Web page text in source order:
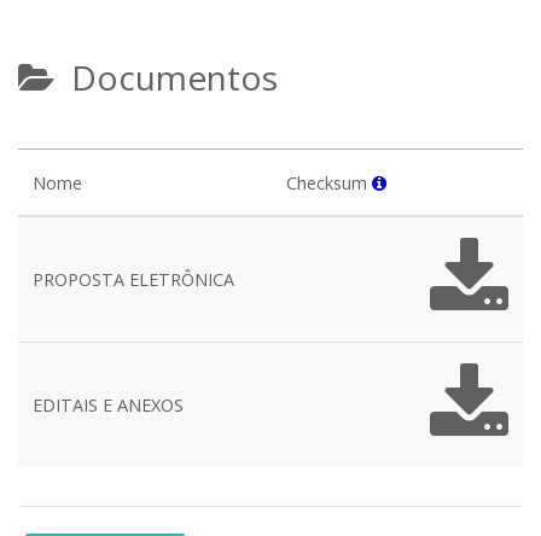
Documentos
Nome Checksum
PROPOSTA ELETRÔNICA
EDITAIS E ANEXOS